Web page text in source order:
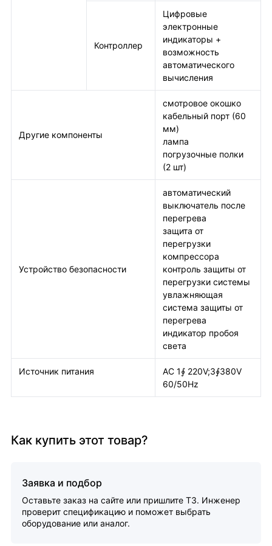
Контроллер
Цифровые
электронные
индикаторы +
возможность
автоматического
вычисления
Другие компоненты
смотровое окошко
кабельный порт (60
мм)
лампа
погрузочные полки
(2 шт)
Устройство безопасности
автоматический
выключатель после
перегрева
защита от
перегрузки
компрессора
контроль защиты от
перегрузки системы
увлажняющая
система защиты от
перегрева
индикатор пробоя
света
Источник питания
AC 1∮ 220V;3∮380V
60/50Hz
Как купить этот товар?
Заявка и подбор
Оставьте заказ на сайте или пришлите ТЗ. Инженер
проверит спецификацию и поможет выбрать
оборудование или аналог.